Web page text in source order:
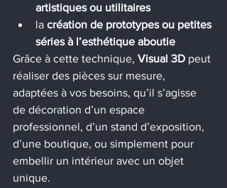
artistiques ou utilitaires
la création de prototypes ou petites
séries à l’esthétique aboutie
Grâce à cette technique, Visual 3D peut
réaliser des pièces sur mesure,
adaptées à vos besoins, qu’il s’agisse
de décoration d’un espace
professionnel, d’un stand d’exposition,
d’une boutique, ou simplement pour
embellir un intérieur avec un objet
unique.